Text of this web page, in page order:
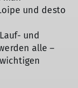
und desto
und
alle –